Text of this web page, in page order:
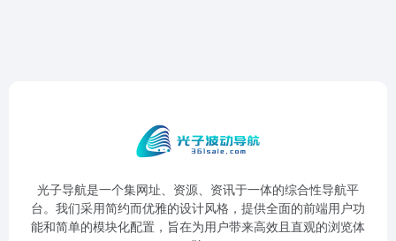
光子导航是一个集网址、资源、资讯于一体的综合性导航平
台。我们采用简约而优雅的设计风格，提供全面的前端用户功
能和简单的模块化配置，旨在为用户带来高效且直观的浏览体